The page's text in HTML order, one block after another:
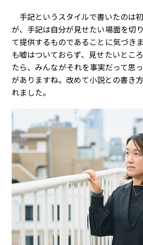
手記というスタイルで書いたのは
が、手記は自分が見せたい場面を切
て提供するものであることに気づき
も嘘はついておらず、見せたいとこ
たら、みんながそれを事実だって思
がありますね。改めて小説との書き
れました。